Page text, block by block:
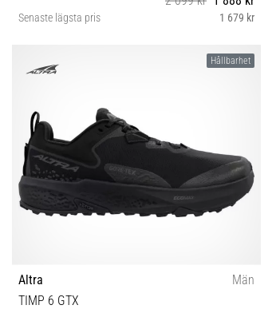
Senaste lägsta pris 1 679 kr
Hållbarhet
Altra
Män
TIMP 6 GTX